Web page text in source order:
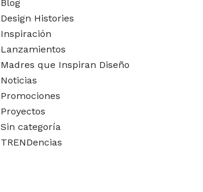
Blog
Design Histories
Inspiración
Lanzamientos
Madres que Inspiran Diseño
Noticias
Promociones
Proyectos
Sin categoría
TRENDencias